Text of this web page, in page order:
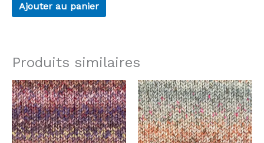
Ajouter au panier
Produits similaires